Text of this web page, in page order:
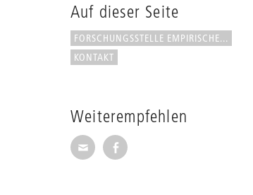
Auf dieser Seite
FORSCHUNGSSTELLE EMPIRISCHE...
KONTAKT
Weiterempfehlen
Seite per E-Mail
Seite auf Facebook